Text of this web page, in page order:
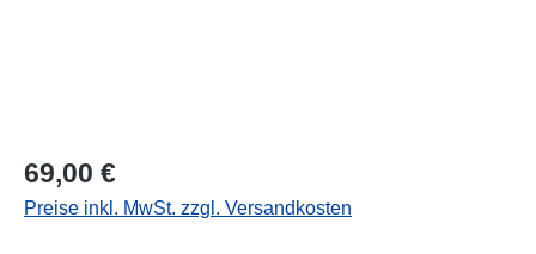
Regulärer Preis:
69,00 €
Preise inkl. MwSt. zzgl. Versandkosten